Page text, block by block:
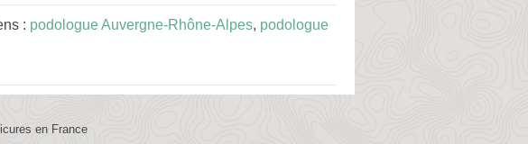
: podologue Auvergne-Rhône-Alpes, podologue
en France